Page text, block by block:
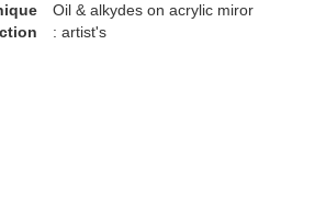
Oil & alkydes on acrylic miror
: artist's